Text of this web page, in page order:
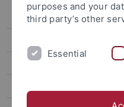
Student Service Point (SSP)
Advising and Admission of
purposes and your
third party’s other
Essential